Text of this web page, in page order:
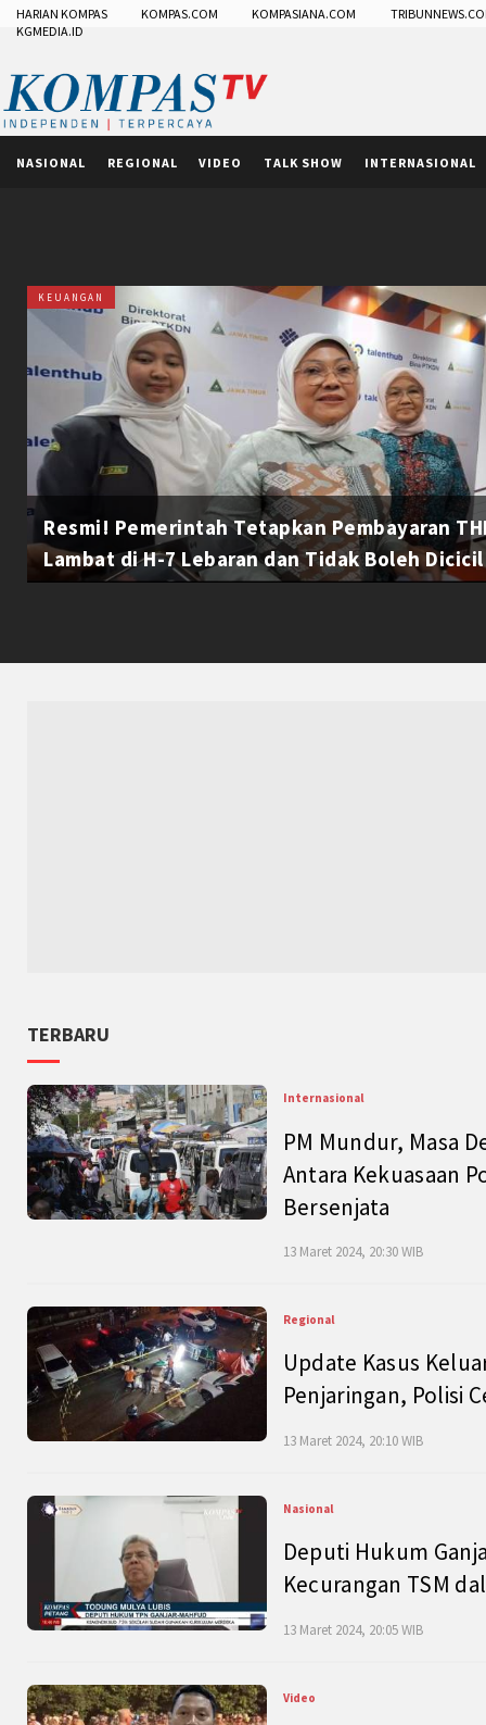
HARIAN KOMPAS KOMPAS.COM KOMPASIANA.COM
KGMEDIA.ID
NASIONAL REGIONAL VIDEO TALK SHOW INTERNASIONAL
KEUANGAN
Resmi! Pemerintah Tetapkan Pembayaran
Lambat di H-7 Lebaran dan Tidak Boleh Dicicil
TERBARU
Internasional
PM Mundur, Masa
Antara Kekuasaan
Bersenjata
13 Maret 2024, 20:30 WIB
Regional
Update Kasus
Penjaringan, Polisi
13 Maret 2024, 20:10 WIB
Nasional
Deputi Hukum
Kecurangan TSM
13 Maret 2024, 20:05 WIB
Video